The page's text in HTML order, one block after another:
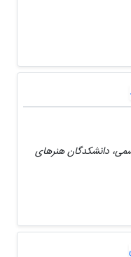
دانشکدگان هنرهای